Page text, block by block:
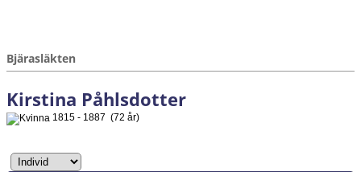
Bjärasläkten
Kirstina Påhlsdotter
1815 - 1887 (72 år)